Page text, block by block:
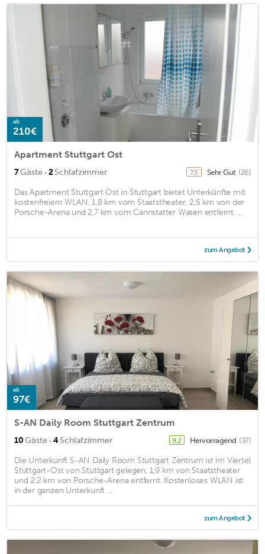
ab
210€
Apartment Stuttgart Ost
7Gäste · 2Schlafzimmer 7,5 Sehr Gut (26)
Das Apartment Stuttgart Ost in Stuttgart bietet Unterkünfte mit
kostenfreiem WLAN, 1,8 km vom Staatstheater, 2,5 km von der
Porsche-Arena und 2,7 km vom Cannstatter Wasen entfernt. ...
zum Angebot
ab
97€
S-AN Daily Room Stuttgart Zentrum
10Gäste · 4Schlafzimmer 9,2 Hervorragend (37)
Die Unterkunft S-AN Daily Room Stuttgart Zentrum ist im Viertel
Stuttgart-Ost von Stuttgart gelegen, 1,9 km von Staatstheater
und 2,2 km von Porsche-Arena entfernt. Kostenloses WLAN ist
in der ganzen Unterkunft ...
zum Angebot